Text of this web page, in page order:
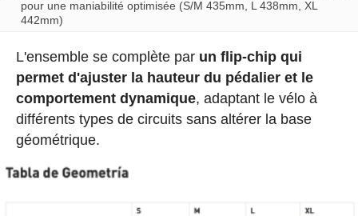
pour une maniabilité optimisée (S/M 435mm, L 438mm, XL
442mm)
L'ensemble se complète par un flip-chip qui
permet d'ajuster la hauteur du pédalier et le
comportement dynamique, adaptant le vélo à
différents types de circuits sans altérer la base
géométrique.